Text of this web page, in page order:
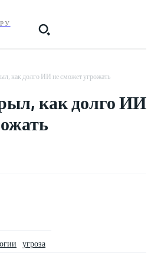
РУ
как долго ИИ не сможет угрожать
как долго ИИ
угроза